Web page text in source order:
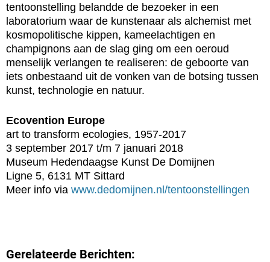
tentoonstelling belandde de bezoeker in een
laboratorium waar de kunstenaar als alchemist met
kosmopolitische kippen, kameelachtigen en
champignons aan de slag ging om een oeroud
menselijk verlangen te realiseren: de geboorte van
iets onbestaand uit de vonken van de botsing tussen
kunst, technologie en natuur.
Ecovention Europe
art to transform ecologies, 1957-2017
3 september 2017 t/m 7 januari 2018
Museum Hedendaagse Kunst De Domijnen
Ligne 5, 6131 MT Sittard
Meer info via www.dedomijnen.nl/tentoonstellingen
Gerelateerde Berichten: